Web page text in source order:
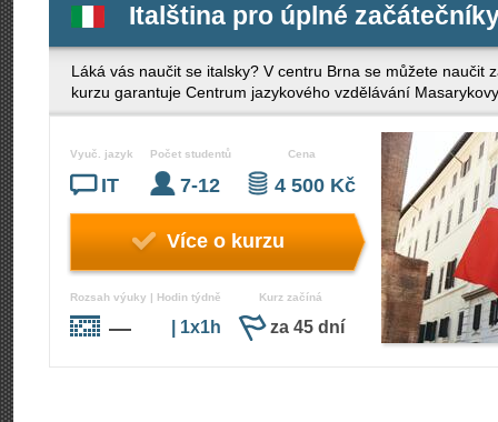
Italština pro úplné
Láká vás naučit se italsky? V centru Brna se můžete
kurzu garantuje Centrum jazykového vzdělávání
Vyuč. jazyk
IT
Počet studentů
7-12
Cena
4 500 Kč
Více o kurzu
Rozsah výuky | Hodin týdně
— | 1x1h
Kurz začíná
za 45 dní